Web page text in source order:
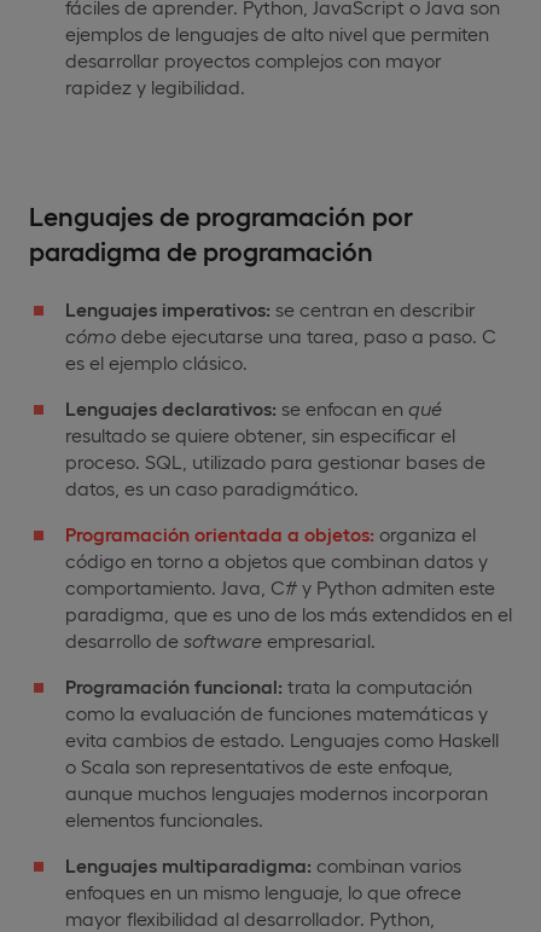
fáciles de aprender. Python, JavaScript o Java son
ejemplos de lenguajes de alto nivel que permiten
desarrollar proyectos complejos con mayor
rapidez y legibilidad.
Lenguajes de programación por
paradigma de programación
Lenguajes imperativos: se centran en describir
cómo debe ejecutarse una tarea, paso a paso. C
es el ejemplo clásico.
Lenguajes declarativos: se enfocan en qué
resultado se quiere obtener, sin especificar el
proceso. SQL, utilizado para gestionar bases de
datos, es un caso paradigmático.
Programación orientada a objetos: organiza el
código en torno a objetos que combinan datos y
comportamiento. Java, C# y Python admiten este
paradigma, que es uno de los más extendidos en el
desarrollo de software empresarial.
Programación funcional: trata la computación
como la evaluación de funciones matemáticas y
evita cambios de estado. Lenguajes como Haskell
o Scala son representativos de este enfoque,
aunque muchos lenguajes modernos incorporan
elementos funcionales.
Lenguajes multiparadigma: combinan varios
enfoques en un mismo lenguaje, lo que ofrece
mayor flexibilidad al desarrollador. Python,